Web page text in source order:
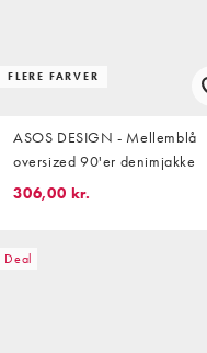
FLERE FARVER
ASOS DESIGN - Mellemblå
oversized 90'er denimjakke
306,00 kr.
Deal